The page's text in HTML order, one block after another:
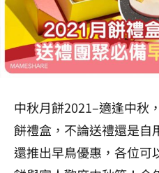
中秋月餅2021–適逢中秋
餅禮盒，不論送禮還是自
還推出早鳥優惠，各位可